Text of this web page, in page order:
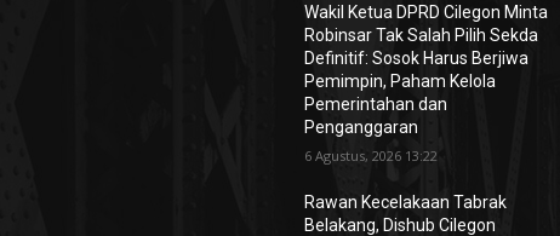
Wakil Ketua DPRD Cilegon Minta
Robinsar Tak Salah Pilih Sekda
Definitif: Sosok Harus Berjiwa
Pemimpin, Paham Kelola
Pemerintahan dan
Penganggaran
6 Agustus, 2026 13:22
Rawan Kecelakaan Tabrak
Belakang, Dishub Cilegon